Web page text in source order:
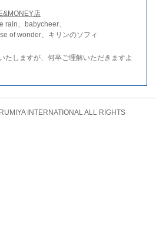
店
rain、babycheer、
of wonder、キリンのソフィ
たしますが、何卒ご理解いただきますよ